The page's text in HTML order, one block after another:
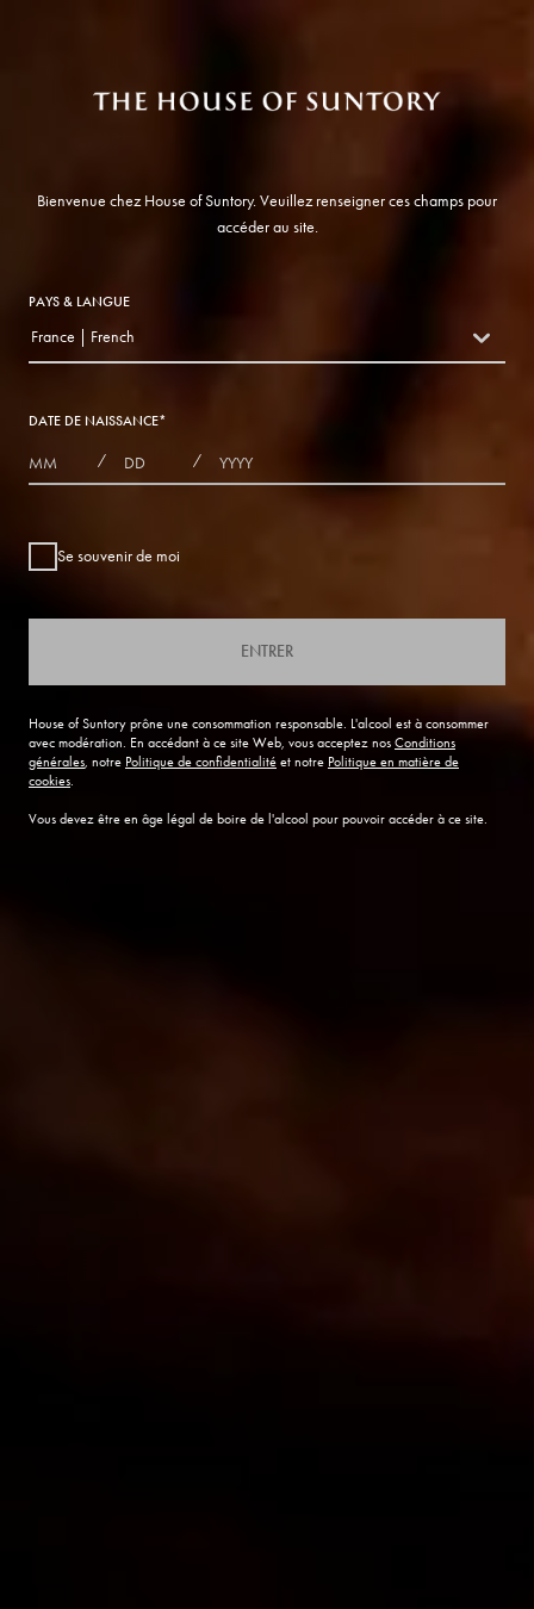
Bienvenue chez House of Suntory. Veuillez renseigner ces champs pour
accéder au site.
PAYS & LANGUE
countryDropdown
France | French
DATE DE NAISSANCE*
MONTHS
/ DAYS / YEAR
Se souvenir de moi
ENTRER
House of Suntory prône une consommation responsable. L'alcool est à consommer
avec modération. En accédant à ce site Web, vous acceptez nos Conditions
générales, notre Politique de confidentialité et notre Politique en matière de
cookies.
Vous devez être en âge légal de boire de l'alcool pour pouvoir accéder à ce site.